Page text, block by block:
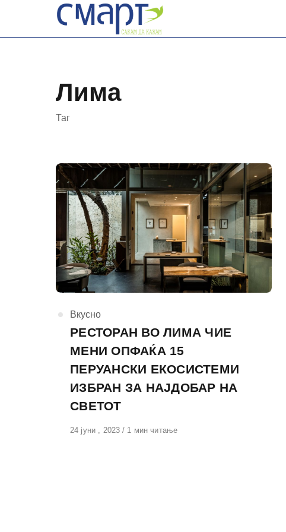
content
Лима
Таг
КАтегорија
Вкусно
РЕСТОРАН ВО ЛИМА ЧИЕ
МЕНИ ОПФАЌА 15
ПЕРУАНСКИ ЕКОСИСТЕМИ
ИЗБРАН ЗА НАЈДОБАР НА
СВЕТОТ
Објавено
24 јуни , 2023 1 мин читање